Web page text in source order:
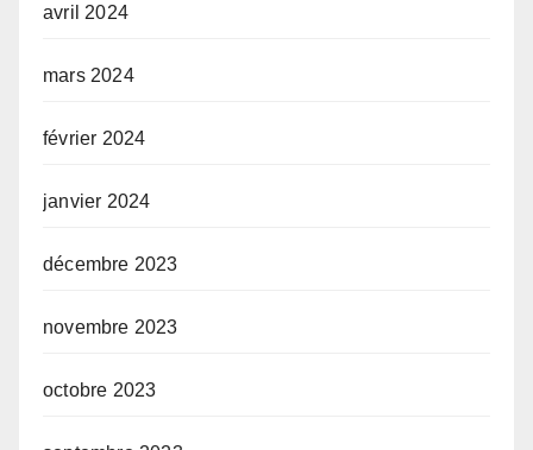
avril 2024
mars 2024
février 2024
janvier 2024
décembre 2023
novembre 2023
octobre 2023